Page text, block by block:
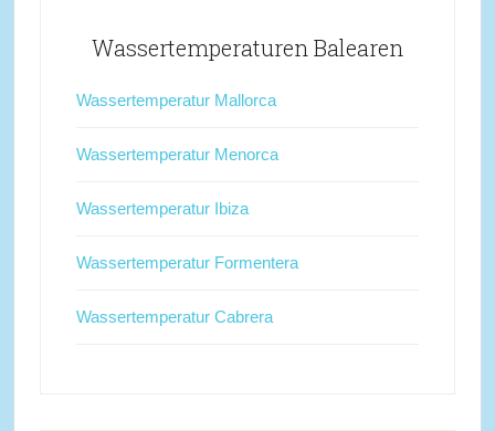
Wassertemperaturen Balearen
Wassertemperatur Mallorca
Wassertemperatur Menorca
Wassertemperatur Ibiza
Wassertemperatur Formentera
Wassertemperatur Cabrera